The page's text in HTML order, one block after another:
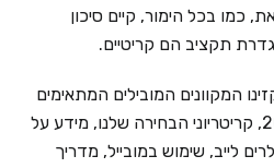
כמו בכל הימור, קיים סיכון
תקציב הם קריטיים.
את 6 בתי הקזינו המקוונים המובילים המתאימים
לשחקנים ישראלים בשנת 2026, קריטריוני הבחירה שלנו, מידע על
לייב, שימוש במובייל, מדריך